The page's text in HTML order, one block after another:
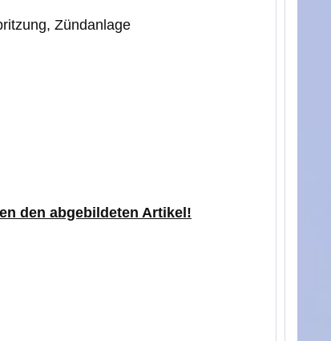
Zündanlage
den abgebildeten Artikel!